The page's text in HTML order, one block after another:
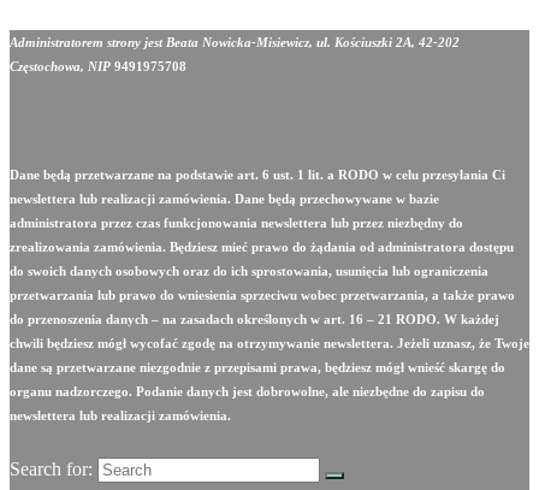
Administratorem strony jest Beata Nowicka-Misiewicz, ul. Kościuszki 2A, 42-202
Częstochowa, NIP 9491975708
Dane będą przetwarzane na podstawie art. 6 ust. 1 lit. a RODO w celu przesyłania Ci
newslettera lub realizacji zamówienia. Dane będą przechowywane w bazie
administratora przez czas funkcjonowania newslettera lub przez niezbędny do
zrealizowania zamówienia. Będziesz mieć prawo do żądania od administratora dostępu
do swoich danych osobowych oraz do ich sprostowania, usunięcia lub ograniczenia
przetwarzania lub prawo do wniesienia sprzeciwu wobec przetwarzania, a także prawo
do przenoszenia danych – na zasadach określonych w art. 16 – 21 RODO. W każdej
chwili będziesz mógł wycofać zgodę na otrzymywanie newslettera. Jeżeli uznasz, że Twoje
dane są przetwarzane niezgodnie z przepisami prawa, będziesz mógł wnieść skargę do
organu nadzorczego. Podanie danych jest dobrowolne, ale niezbędne do zapisu do
newslettera lub realizacji zamówienia.
Search for: